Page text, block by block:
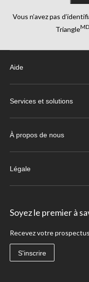
Vous n’avez pas
TriangleMD
Aide
Services et solutions
À propos de nous
Légale
Soyez le premier à
Recevez votre
S'inscrire